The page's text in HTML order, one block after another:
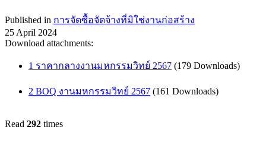
Published in การจัดซื้อจัดจ้างที่มิใช่งานก่อสร้าง
25 April 2024
Download attachments:
1 ราคากลางงานมหกรรมวิทย์ 2567 (179 Downloads)
2 BOQ งานมหกรรมวิทย์ 2567 (161 Downloads)
Read 292 times